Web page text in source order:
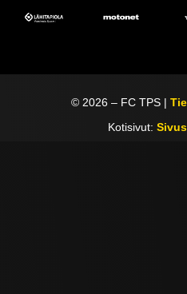
© 2026 – FC TPS |
Kotisivut: